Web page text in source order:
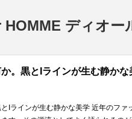
HOMME ディオー
。黒とIラインが生む静かな
Iラインが生む静かな美学 近年のフ